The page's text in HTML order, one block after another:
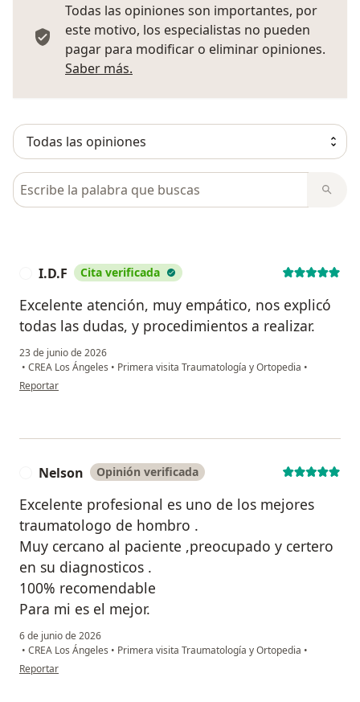
Todas las opiniones son importantes, por
este motivo, los especialistas no pueden
pagar para modificar o eliminar opiniones.
Saber más.
Busca en opiniones
I.D.F Cita verificada
Excelente atención, muy empático, nos explicó
todas las dudas, y procedimientos a realizar.
23 de junio de 2026
• CREA Los Ángeles • Primera visita Traumatología y Ortopedia •
en opinión del usuario I.D.F
Reportar
Nelson Opinión verificada
Excelente profesional es uno de los mejores
traumatologo de hombro .
Muy cercano al paciente ,preocupado y certero
en su diagnosticos .
100% recomendable
Para mi es el mejor.
6 de junio de 2026
• CREA Los Ángeles • Primera visita Traumatología y Ortopedia •
en opinión del usuario Nelson
Reportar